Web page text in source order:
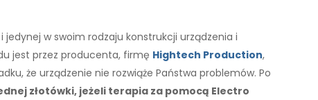
w swoim rodzaju konstrukcji urządzenia i
jest przez producenta, firmę Hightech Production,
że urządzenie nie rozwiąże Państwa problemów. Po
złotówki, jeżeli terapia za pomocą Electro